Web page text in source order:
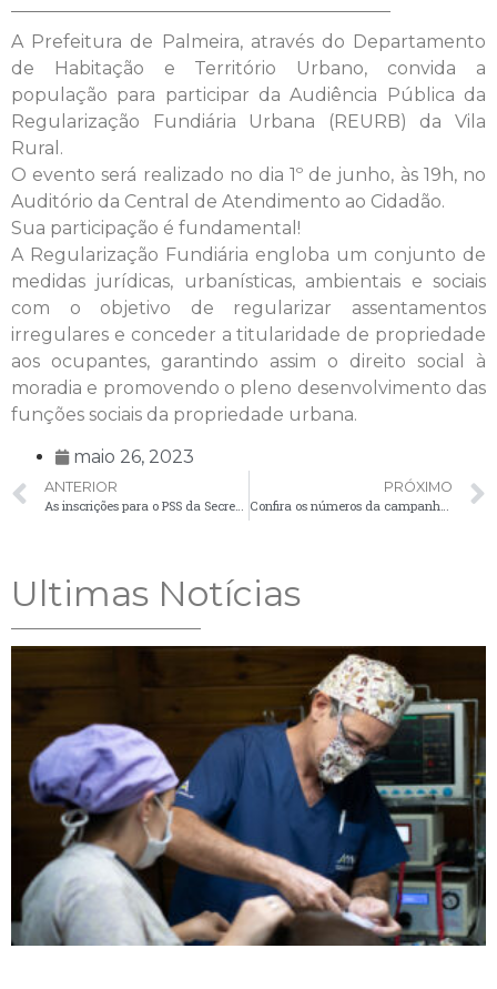
A Prefeitura de Palmeira, através do Departamento
de Habitação e Território Urbano, convida a
população para participar da Audiência Pública da
Regularização Fundiária Urbana (REURB) da Vila
Rural.
O evento será realizado no dia 1º de junho, às 19h, no
Auditório da Central de Atendimento ao Cidadão.
Sua participação é fundamental!
A Regularização Fundiária engloba um conjunto de
medidas jurídicas, urbanísticas, ambientais e sociais
com o objetivo de regularizar assentamentos
irregulares e conceder a titularidade de propriedade
aos ocupantes, garantindo assim o direito social à
moradia e promovendo o pleno desenvolvimento das
funções sociais da propriedade urbana.
maio 26, 2023
ANTERIOR
As inscrições para o PSS da Secretaria de Assistência Social vão até hoje, dia 26 de maio
PRÓXIMO
Confira os números da campanha de vacinação contra Influenza em Palmeira
Ultimas Notícias